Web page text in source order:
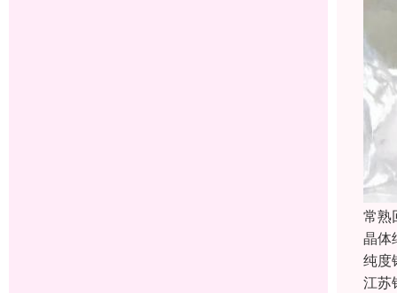
常熟
晶体
纯度
江苏